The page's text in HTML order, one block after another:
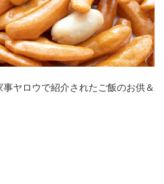
ヤロウで紹介されたご飯のお供＆